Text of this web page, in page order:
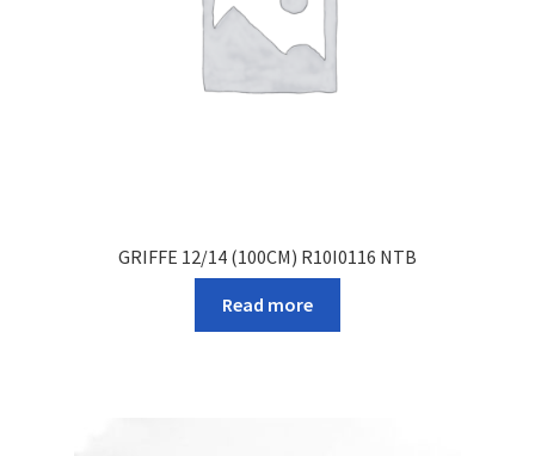
GRIFFE 12/14 (100CM) R10I0116 NTB
Read more